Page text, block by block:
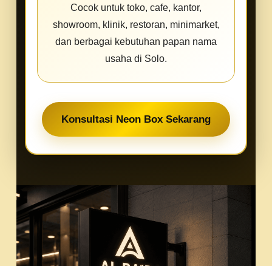
Cocok untuk toko, cafe, kantor,
showroom, klinik, restoran, minimarket,
dan berbagai kebutuhan papan nama
usaha di Solo.
Konsultasi Neon Box Sekarang